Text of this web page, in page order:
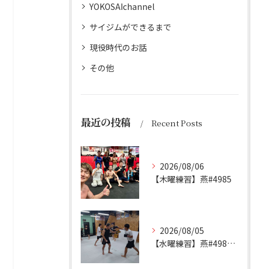
YOKOSAIchannel
サイジムができるまで
現役時代のお話
その他
最近の投稿 Recent Posts
2026/08/06
【木曜練習】燕#4985
2026/08/05
【水曜練習】燕#4984見附#492